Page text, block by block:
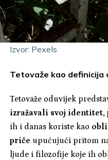
Izvor: Pexels
Tetovaže kao
Tetovaže oduvijek
izražavali svoj
ih i danas koriste kao
priče upućujući pritom
ljude i filozofije koje ih